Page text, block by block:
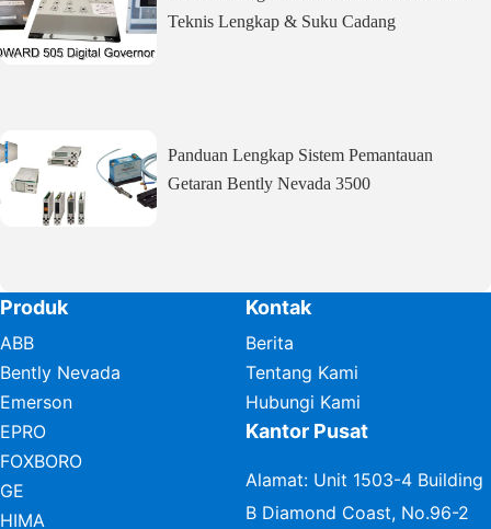
Teknis Lengkap & Suku Cadang
Panduan Lengkap Sistem Pemantauan
Getaran Bently Nevada 3500
Produk
ABB
Bently Nevada
Emerson
EPRO
FOXBORO
GE
HIMA
Kontak
Berita
Tentang Kami
Hubungi Kami
Kantor Pusat
Alamat: Unit 1503-4 Building
B Diamond Coast, No.96-2